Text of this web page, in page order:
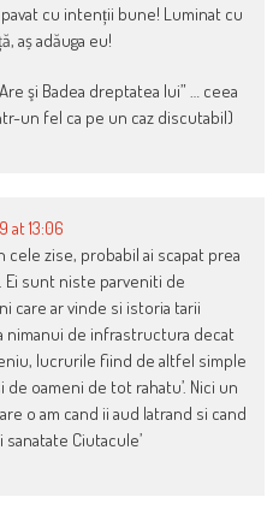
cu intenții bune! Luminat cu
aș adăuga eu!
şi Badea dreptatea lui” … ceea
un fel ca pe un caz discutabil)
at 13:06
cele zise, probabil ai scapat prea
Ei sunt niste parveniti de
care ar vinde si istoria tarii
nimanui de infrastructura decat
lucrurile fiind de altfel simple
oameni de tot rahatu’. Nici un
o am cand ii aud latrand si cand
Ciutacule’